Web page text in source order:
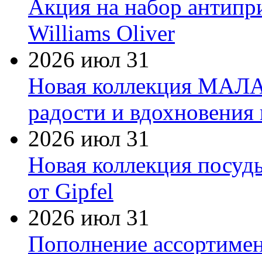
Акция на набор
Williams Oliver
2026 июл 31
Новая коллекция
радости и
2026 июл 31
Новая коллекция
от Gipfel
2026 июл 31
Пополнение